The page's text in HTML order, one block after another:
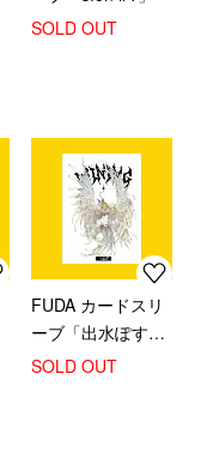
SOLD OUT
FUDA カードスリ
ーブ「出水ぽすか
#1」【スタンダー
SOLD OUT